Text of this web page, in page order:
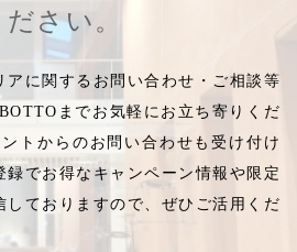
ださい。
アに関するお問い合わせ・ご相談等
までお気軽にお立ち寄りくだ
トからのお問い合わせも受け付け
録でお得なキャンペーン情報や限定
しておりますので、ぜひご活用くだ